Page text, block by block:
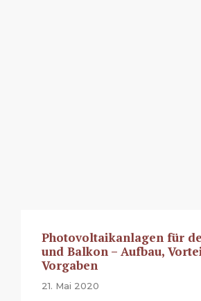
Photovoltaikanlagen für
und Balkon – Aufbau,
Vorgaben
21. Mai 2020